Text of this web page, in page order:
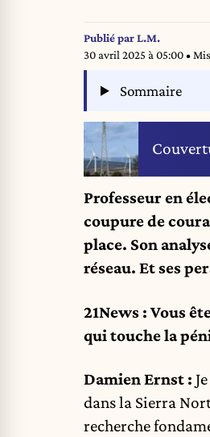
Publié parL.M.
30 avril 2025 à 05:00•
Sommaire
Professeur en
coupure de
place. Son
réseau. Et ses
21News : Vous
qui touche la
Damien Ernst :
dans la Sierra
recherche